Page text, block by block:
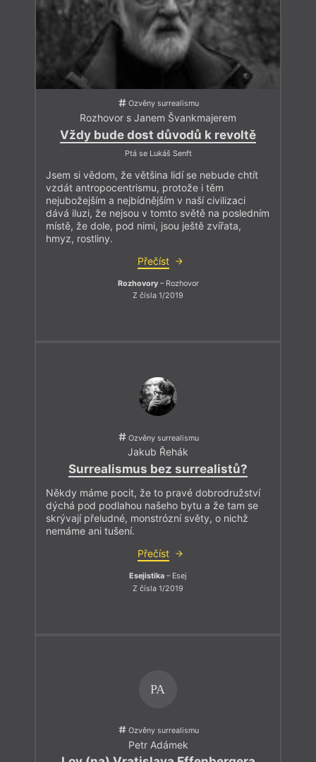
Ozvěny surrealismu
Rozhovor s Janem Švankmajerem
Vždy bude dost důvodů k revoltě
Ptá se Lukáš Senft
Jsem si vědom, že většina lidí se nebude chtít
vzdát antropocentrismu, protože i těm
nejubožejším a nejbídnějším v naší civilizaci
dává iluzi, že nejsou v tomto světě na posledním
místě, že dole, pod nimi, jsou ještě zvířata,
hmyz, rostliny.
Přečíst
Rozhovory– Rozhovor
Z čísla 1/2019
Ozvěny surrealismu
Jakub Řehák
Surrealismus bez surrealistů?
Někdy máme pocit, že to pravé dobrodružství
dýchá pod podlahou našeho bytu a že tam se
skrývají přeludné, monstrózní světy, o nichž
nemáme ani tušení.
Přečíst
Esejistika – Esej
Z čísla 1/2019
PA
Ozvěny surrealismu
Petr Adámek